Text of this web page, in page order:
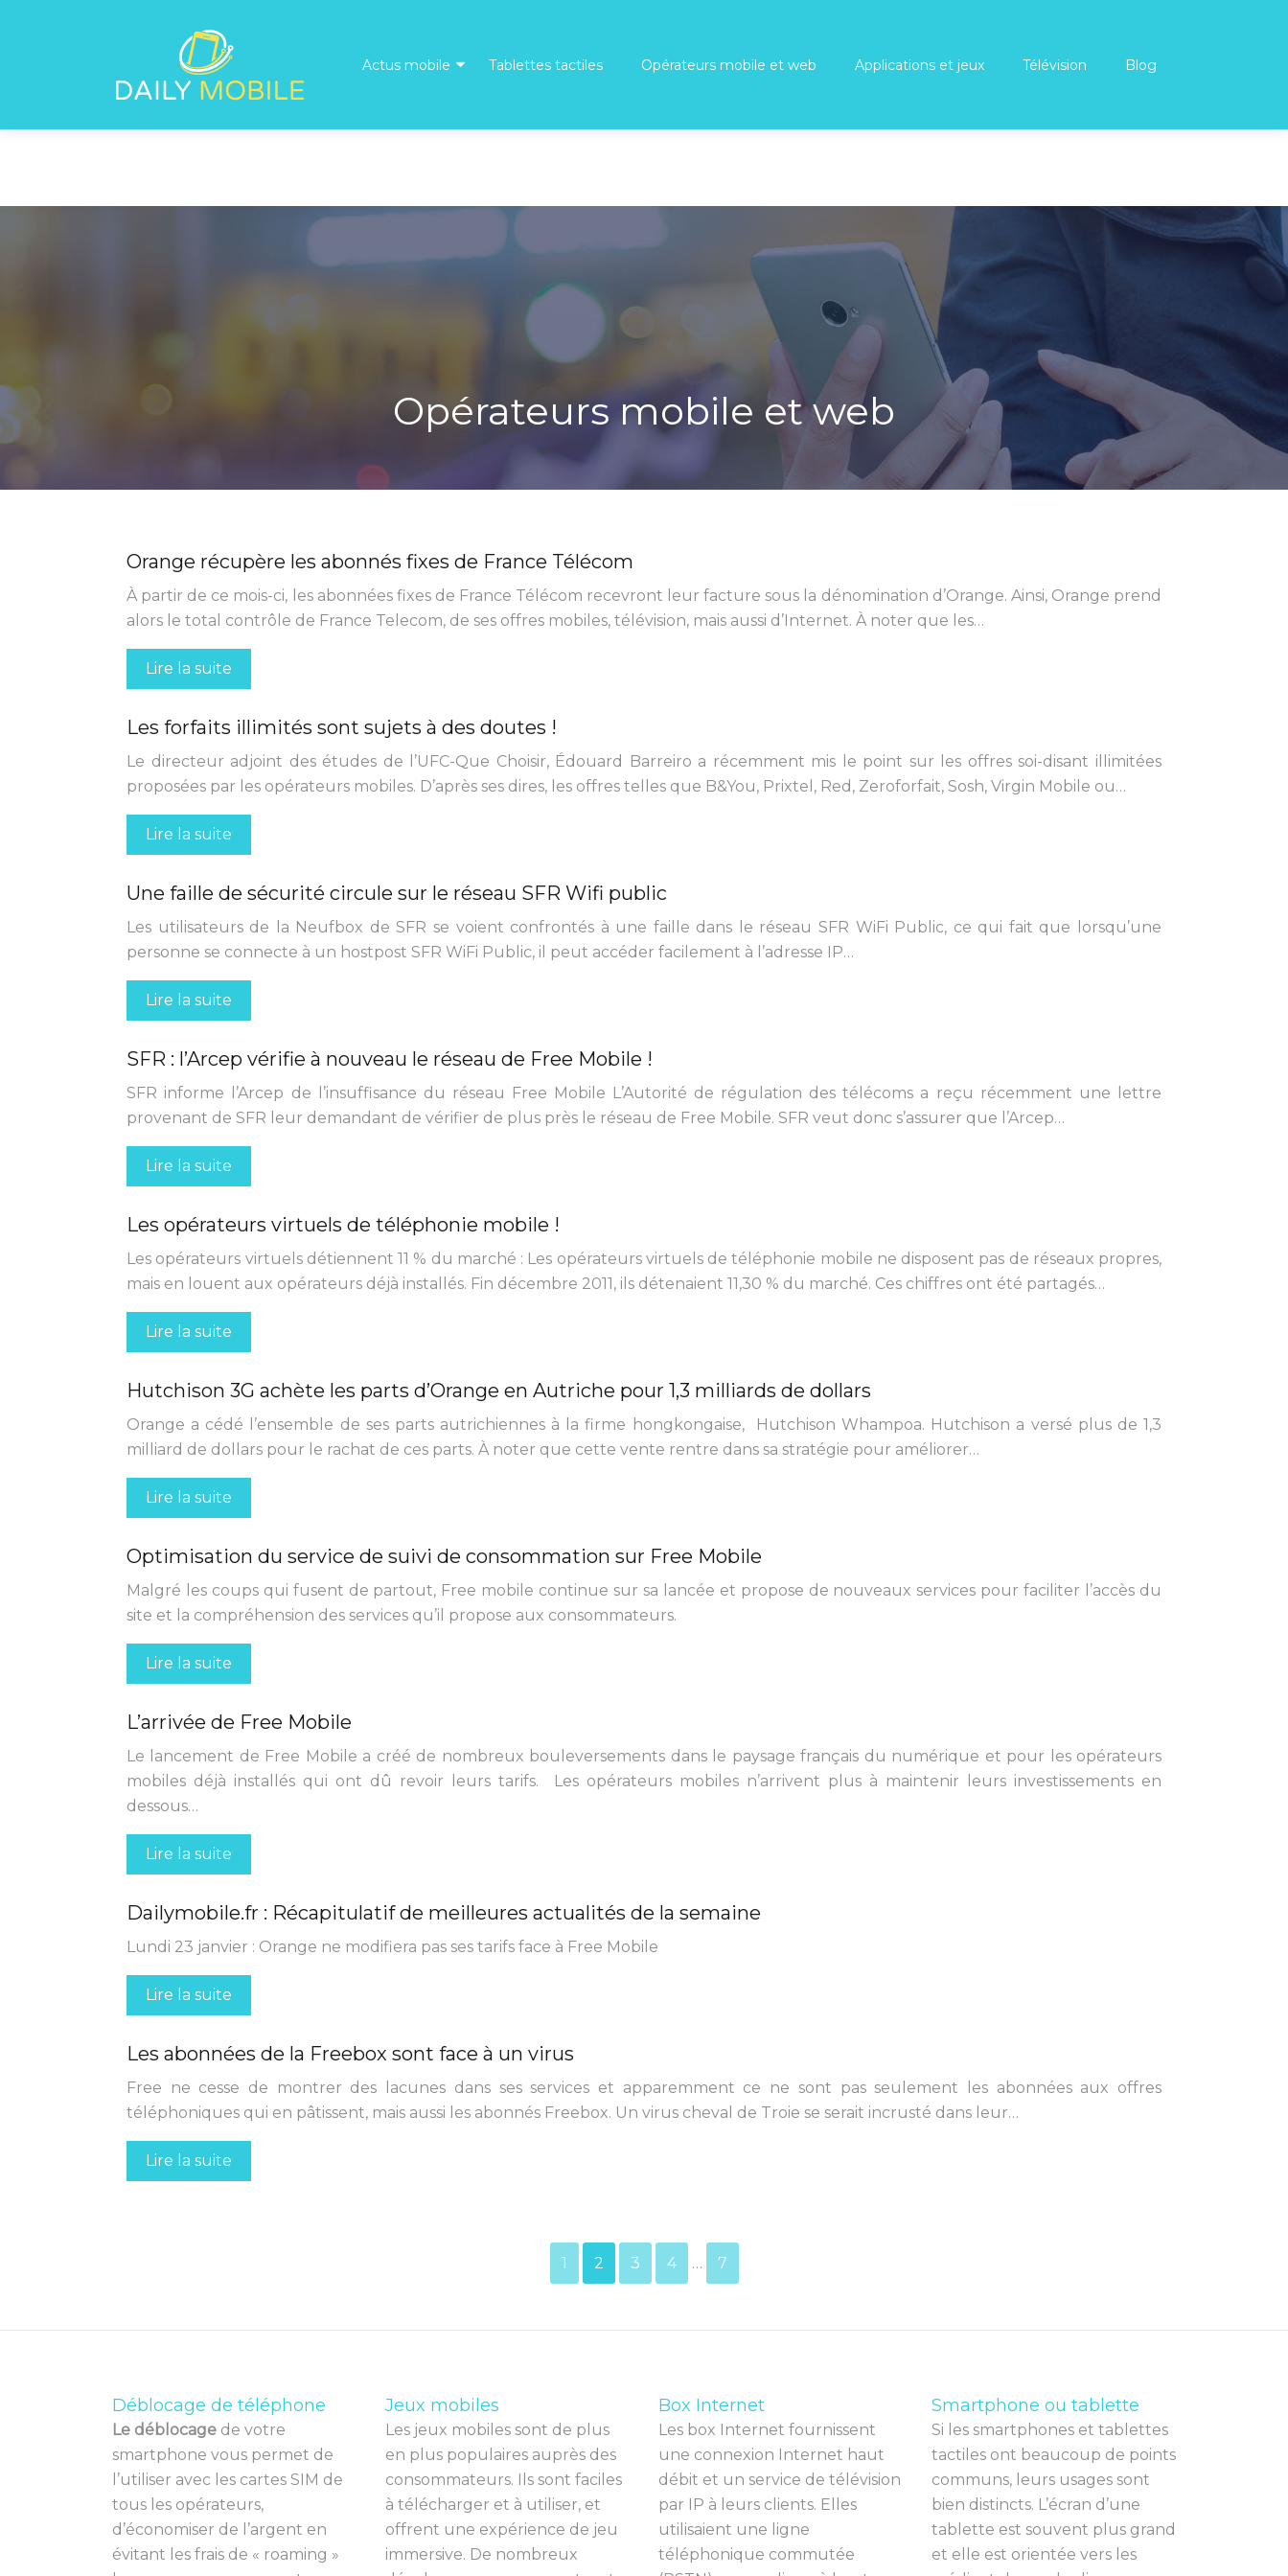
Actus mobile Tablettes tactiles Opérateurs mobile et web Applications et jeux Télévision Blog
Opérateurs mobile et web
Orange récupère les abonnés fixes de France Télécom
À partir de ce mois-ci, les abonnées fixes de France Télécom recevront leur facture sous la dénomination d’Orange. Ainsi, Orange prend
alors le total contrôle de France Telecom, de ses offres mobiles, télévision, mais aussi d’Internet. À noter que les…
Lire la suite
Les forfaits illimités sont sujets à des doutes !
Le directeur adjoint des études de l’UFC-Que Choisir, Édouard Barreiro a récemment mis le point sur les offres soi-disant illimitées
proposées par les opérateurs mobiles. D’après ses dires, les offres telles que B&You, Prixtel, Red, Zeroforfait, Sosh, Virgin Mobile ou…
Lire la suite
Une faille de sécurité circule sur le réseau SFR Wifi public
Les utilisateurs de la Neufbox de SFR se voient confrontés à une faille dans le réseau SFR WiFi Public, ce qui fait que lorsqu’une
personne se connecte à un hostpost SFR WiFi Public, il peut accéder facilement à l’adresse IP…
Lire la suite
SFR : l’Arcep vérifie à nouveau le réseau de Free Mobile !
SFR informe l’Arcep de l’insuffisance du réseau Free Mobile L’Autorité de régulation des télécoms a reçu récemment une lettre
provenant de SFR leur demandant de vérifier de plus près le réseau de Free Mobile. SFR veut donc s’assurer que l’Arcep…
Lire la suite
Les opérateurs virtuels de téléphonie mobile !
Les opérateurs virtuels détiennent 11 % du marché : Les opérateurs virtuels de téléphonie mobile ne disposent pas de réseaux propres,
mais en louent aux opérateurs déjà installés. Fin décembre 2011, ils détenaient 11,30 % du marché. Ces chiffres ont été partagés…
Lire la suite
Hutchison 3G achète les parts d’Orange en Autriche pour 1,3 milliards de dollars
Orange a cédé l’ensemble de ses parts autrichiennes à la firme hongkongaise, Hutchison Whampoa. Hutchison a versé plus de 1,3
milliard de dollars pour le rachat de ces parts. À noter que cette vente rentre dans sa stratégie pour améliorer…
Lire la suite
Optimisation du service de suivi de consommation sur Free Mobile
Malgré les coups qui fusent de partout, Free mobile continue sur sa lancée et propose de nouveaux services pour faciliter l’accès du
site et la compréhension des services qu’il propose aux consommateurs.
Lire la suite
L’arrivée de Free Mobile
Le lancement de Free Mobile a créé de nombreux bouleversements dans le paysage français du numérique et pour les opérateurs
mobiles déjà installés qui ont dû revoir leurs tarifs. Les opérateurs mobiles n’arrivent plus à maintenir leurs investissements en
dessous…
Lire la suite
Dailymobile.fr : Récapitulatif de meilleures actualités de la semaine
Lundi 23 janvier : Orange ne modifiera pas ses tarifs face à Free Mobile
Lire la suite
Les abonnées de la Freebox sont face à un virus
Free ne cesse de montrer des lacunes dans ses services et apparemment ce ne sont pas seulement les abonnées aux offres
téléphoniques qui en pâtissent, mais aussi les abonnés Freebox. Un virus cheval de Troie se serait incrusté dans leur…
Lire la suite
1 2 3 4 … 7
Déblocage de téléphone
Le déblocage de votre
smartphone vous permet de
l’utiliser avec les cartes SIM de
tous les opérateurs,
d’économiser de l’argent en
évitant les frais de « roaming »
Jeux mobiles
Les jeux mobiles sont de plus
en plus popul aires auprès des
consommateurs. I ls sont faciles
à té lécharger et à util iser, et
offrent une expérience de jeu
immersive. De nombreux
Box Internet
Les box Internet fournissent
une connexion Internet haut
dé bit et un service de té lévision
par IP à leurs clients. Ell es
util isaient une igne
té léphonique commutée
Smartphone ou tablette
Si les smartphones et tablettes
tactiles ont beaucoup de points
communs, leurs usages sont
bien distincts. L’écran d’une
tablette est souvent plus grand
et elle est orientée vers les